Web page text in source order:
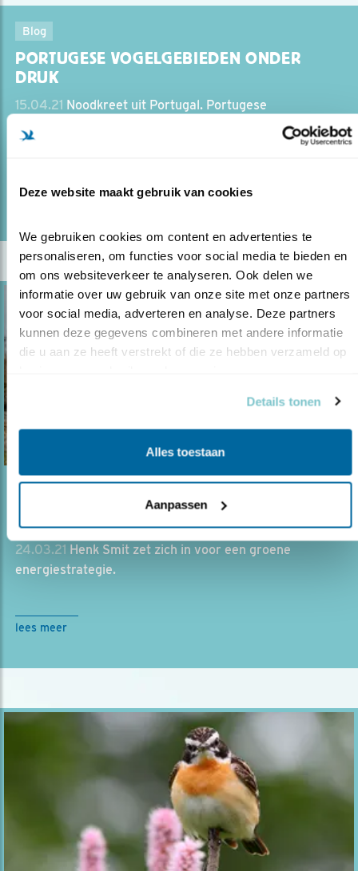
Deze website maakt gebruik van cookies
We gebruiken cookies om content en advertenties te
personaliseren, om functies voor social media te bieden en
om ons websiteverkeer te analyseren. Ook delen we
informatie over uw gebruik van onze site met onze partners
voor social media, adverteren en analyse. Deze partners
kunnen deze gegevens combineren met andere informatie
die u aan ze heeft verstrekt of die ze hebben verzameld op
Details tonen
Alles toestaan
Aanpassen
Blog
PORTUGESE VOGELGEBIEDEN ONDER
DRUK
15.04.21 Noodkreet uit Portugal. Portugese
Door Lars Soerink
WETLANDWACHT ZOEKT ALTERNATIEVEN
24.03.21 Henk Smit zet zich in voor een groene
energiestrategie.
lees meer